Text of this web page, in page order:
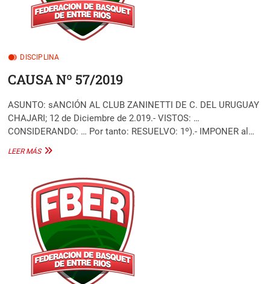
DISCIPLINA
CAUSA Nº 57/2019
ASUNTO: sANCIÓN AL CLUB ZANINETTI DE C. DEL URUGUAY
CHAJARI; 12 de Diciembre de 2.019.- VISTOS: …
CONSIDERANDO: … Por tanto: RESUELVO: 1º).- IMPONER al…
LEER MÁSCAUSA